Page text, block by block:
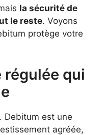
la sécurité de
le reste. Voyons
protège votre
régulée qui
Debitum est une
agréée,